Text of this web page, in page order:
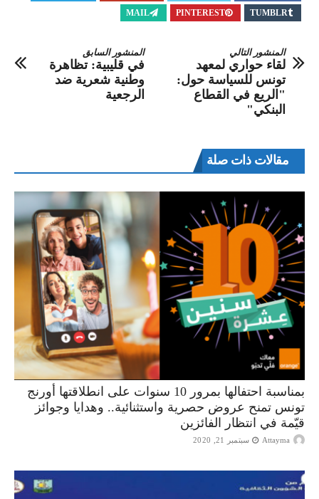
TUMBLR
PINTEREST
MAIL
المنشور السابق
في قليبية: تظاهرة
وطنية شعرية ضد
الرجعية
المنشور التالي
لقاء حواري لمعهد
تونس للسياسة حول:
"الريع في القطاع
البنكي"
مقالات ذات صلة
بمناسبة احتفالها بمرور 10 سنوات على انطلاقتها أورنج
تونس تمنح عروض حصرية واستثنائية.. وهدايا وجوائز
قيّمة في انتظار الفائزين
Attayma سبتمبر 21, 2020